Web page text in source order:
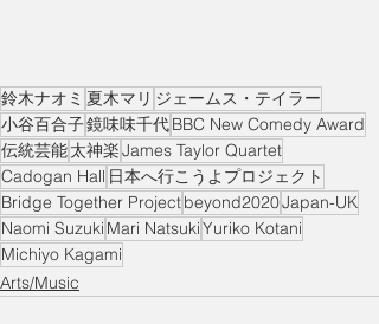
鈴木ナオミ 夏木マリ ジェームス・テイラー
小谷百合子鏡味味千代BBC New Comedy Award
伝統芸能太神楽James Taylor Quartet
Cadogan Hall 日本へ行こうよプロジェクト
Bridge Together Projectbeyond2020Japan-UK
Naomi Suzuki Mari NatsukiYuriko Kotani
Michiyo Kagami
Arts/Music